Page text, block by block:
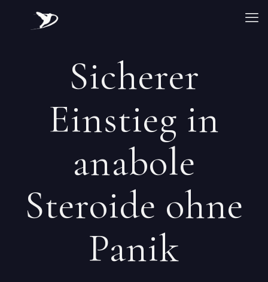
Sicherer
Einstieg in
anabole
Steroide ohne
Panik